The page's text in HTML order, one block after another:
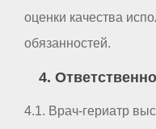
оценки качества
обязанностей.
4.
4.1. Врач-гериатр